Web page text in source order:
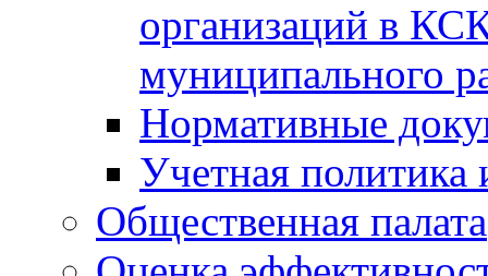
организаций в
муниципального
Нормативные
Учетная политика
Общественная палата